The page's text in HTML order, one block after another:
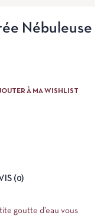
Nébuleuse
À MA WISHLIST
(0)
goutte d’eau vous